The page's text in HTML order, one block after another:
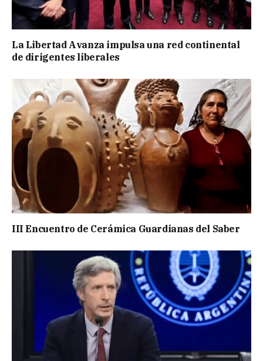
La Libertad Avanza impulsa una red continental
de dirigentes liberales
III Encuentro de Cerámica Guardianas del Saber